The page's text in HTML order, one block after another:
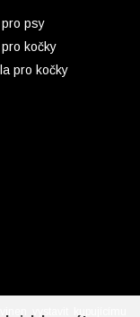
psy
kočky
pro kočky
vystavit kupujícímu